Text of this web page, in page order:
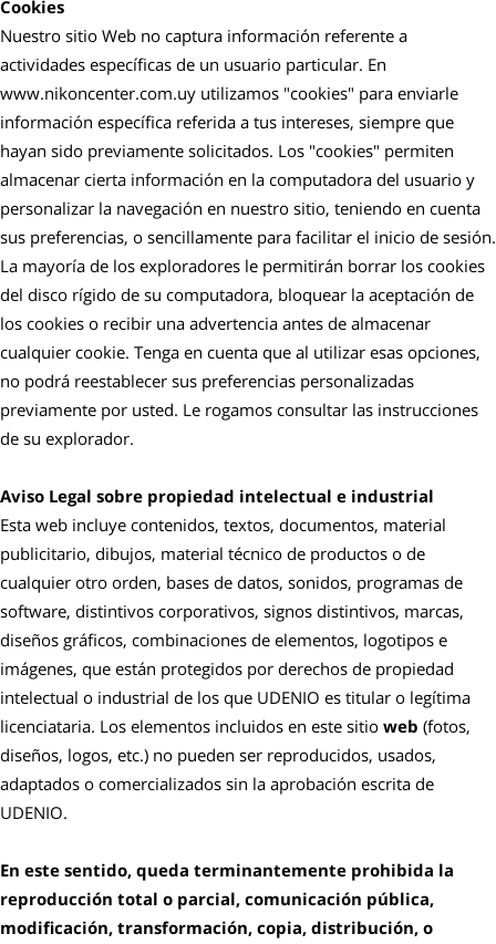
Cookies
Nuestro sitio Web no captura información referente a
actividades específicas de un usuario particular. En
www.nikoncenter.com.uy utilizamos "cookies" para enviarle
información específica referida a tus intereses, siempre que
hayan sido previamente solicitados. Los "cookies" permiten
almacenar cierta información en la computadora del usuario y
personalizar la navegación en nuestro sitio, teniendo en cuenta
sus preferencias, o sencillamente para facilitar el inicio de sesión.
La mayoría de los exploradores le permitirán borrar los cookies
del disco rígido de su computadora, bloquear la aceptación de
los cookies o recibir una advertencia antes de almacenar
cualquier cookie. Tenga en cuenta que al utilizar esas opciones,
no podrá reestablecer sus preferencias personalizadas
previamente por usted. Le rogamos consultar las instrucciones
de su explorador.
Aviso Legal sobre propiedad intelectual e industrial
Esta web incluye contenidos, textos, documentos, material
publicitario, dibujos, material técnico de productos o de
cualquier otro orden, bases de datos, sonidos, programas de
software, distintivos corporativos, signos distintivos, marcas,
diseños gráficos, combinaciones de elementos, logotipos e
imágenes, que están protegidos por derechos de propiedad
intelectual o industrial de los que UDENIO es titular o legítima
licenciataria. Los elementos incluidos en este sitio web (fotos,
diseños, logos, etc.) no pueden ser reproducidos, usados,
adaptados o comercializados sin la aprobación escrita de
UDENIO.
En este sentido, queda terminantemente prohibida la
reproducción total o parcial, comunicación pública,
modificación, transformación, copia, distribución, o